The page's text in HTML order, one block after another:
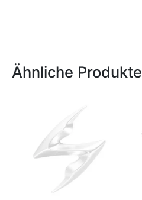
Ähnliche Produkte